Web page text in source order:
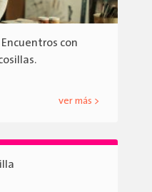
con
ver más >